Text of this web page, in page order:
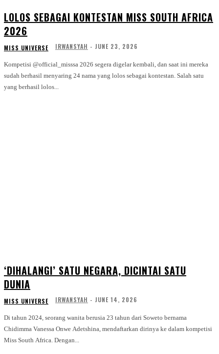
LOLOS SEBAGAI KONTESTAN MISS SOUTH AFRICA
2026
MISS UNIVERSE IRWANSYAH - JUNE 23, 2026
Kompetisi @official_misssa 2026 segera digelar kembali, dan saat ini mereka
sudah berhasil menyaring 24 nama yang lolos sebagai kontestan. Salah satu
yang berhasil lolos...
‘DIHALANGI’ SATU NEGARA, DICINTAI SATU
DUNIA
MISS UNIVERSE IRWANSYAH - JUNE 14, 2026
Di tahun 2024, seorang wanita berusia 23 tahun dari Soweto bernama
Chidimma Vanessa Onwe Adetshina, mendaftarkan dirinya ke dalam kompetisi
Miss South Africa. Dengan...